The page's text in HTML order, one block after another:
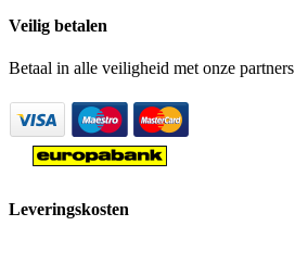
Veilig betalen
Betaal in alle veiligheid met onze partners
Leveringskosten